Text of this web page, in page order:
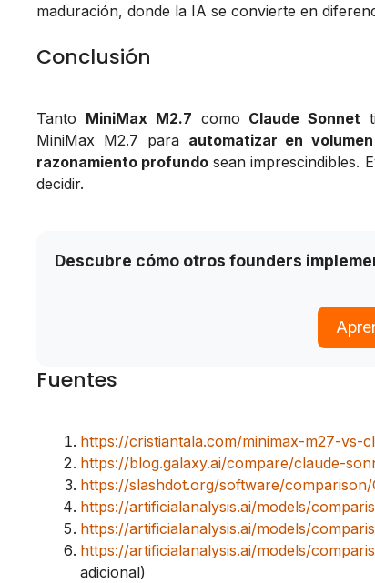
maduración, donde la IA se convierte en
Conclusión
Tanto MiniMax M2.7 como Claude Sonnet
MiniMax M2.7 para automatizar en
razonamiento profundo sean imprescindibles.
decidir.
Descubre cómo otros founders
Fuentes
https://cristiantala.com/minimax-m27-vs-
https://blog.galaxy.ai/compare/claude-
https://slashdot.org/software/
https://artificialanalysis.ai/models/
https://artificialanalysis.ai/models/
https://artificialanalysis.ai/models/
adicional)